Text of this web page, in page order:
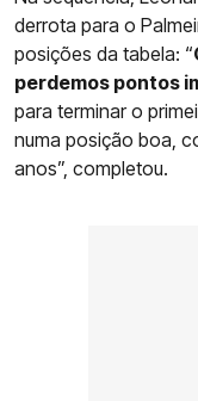
derrota para o
posições da tabela: “
perdemos pontos
para terminar o
numa posição boa,
anos”, completou.